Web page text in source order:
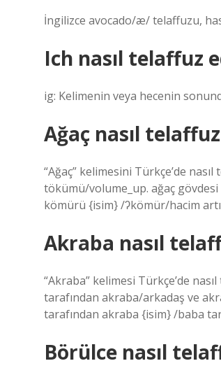
İngilizce avocado/æ/ telaffuzu,
Ich nasıl telaffuz
ig: Kelimenin veya hecenin
Ağaç nasıl
“Ağaç” kelimesini Türkçe’de
tökümü/volume_up. ağaç
kömürü {isim} /ʔkömür/hacim
Akraba nasıl
“Akraba” kelimesi Türkçe’de
tarafından akraba/arkadaş ve
tarafından akraba {isim} /baba
Börülce nasıl